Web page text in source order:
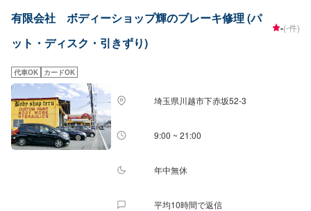
ーにてお問い合わせ【2】お見積り【3】お見積りにご納得いただければ作業
開始【4】仕上がり次第納車『パーツ持ち込みOK！⭕️』欲しくて買ったけど
うまく付けられない、そんなご経験はありませんか？ジェイピットミナミで
好きの皆さんのピットワーカーにおまかせください。『代車について』代車
をご用意しています。お車の作業中は代車をご利用ください。※代車の燃料代
はお客様にご負担いただいております。『営業時間・定休日』営業時間：
8:30〜18:00定休日：日・祝・第一月曜
有限会社 ボディーショップ輝のブレーキ修理 (パ
ット・ディスク・引きずり)
-(-件)
代車OK カードOK
埼玉県川越市下赤坂52‐3
9:00 ~ 21:00
年中無休
平均10時間で返信